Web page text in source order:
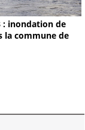
: inondation de
la commune de